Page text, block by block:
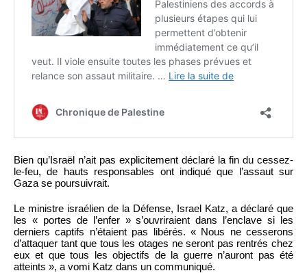
Bien qu’Israël n’ait pas explicitement déclaré la fin du cessez-
le-feu, de hauts responsables ont indiqué que l’assaut sur
Gaza se poursuivrait.
Le ministre israélien de la Défense, Israel Katz, a déclaré que
les « portes de l’enfer » s’ouvriraient dans l’enclave si les
derniers captifs n’étaient pas libérés. « Nous ne cesserons
d’attaquer tant que tous les otages ne seront pas rentrés chez
eux et que tous les objectifs de la guerre n’auront pas été
atteints », a vomi Katz dans un communiqué.